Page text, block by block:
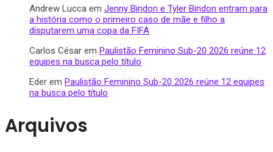
Andrew Lucca em Jenny Bindon e Tyler Bindon entram para
a história como o primeiro caso de mãe e filho a
disputarem uma copa da FIFA
Carlos César em Paulistão Feminino Sub-20 2026 reúne 12
equipes na busca pelo título
Eder em Paulistão Feminino Sub-20 2026 reúne 12 equipes
na busca pelo título
Arquivos